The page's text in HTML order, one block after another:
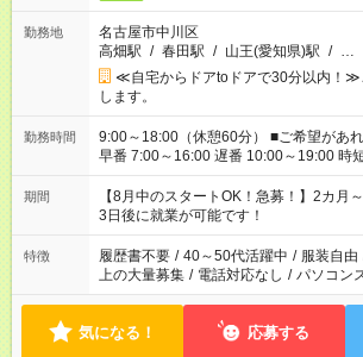
勤務地
名古屋市中川区
高畑駅 / 春田駅 / 山王(愛知県)駅 / …
≪自宅からドアtoドアで30分以内！≫
します。
勤務時間
9:00～18:00（休憩60分） ■ご希望があれば下記シフトもOK！
早番 7:00～16:00 遅番 10:00～19:00 時短
族と休みを合わせたい」 「余裕を持っ
「できれば残業はしたくない」 など、
ね。 ※Wワーク希望の方へ 今ご覧のお仕事で希望する勤務時間
と、もう1つのお仕事の勤務時間。 合計
合は応募できません。
期間
【8月中のスタートOK！急募！】2カ
3日後に就業が可能です！
特徴 履歴書不要 / 40～50代活躍中 / 服装自由
上の大量募集 / 電話対応なし / パソコン
気になる！ 応募する